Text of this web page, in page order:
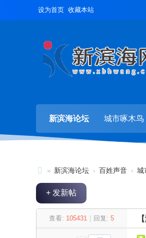
设为首页 收藏本站
新滨海论坛 城市啄木鸟
新
滨
» 新滨海论坛 › 百姓声音 › 城
+ 发新帖
查看: 105431 回复: 5